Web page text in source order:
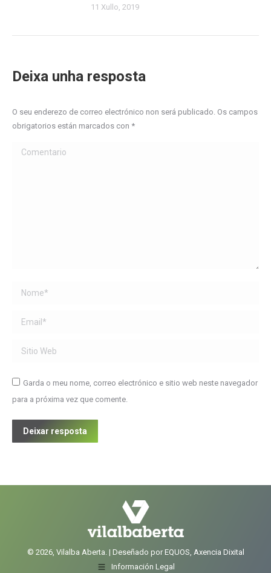
11 Xullo, 2019
Deixa unha resposta
O seu enderezo de correo electrónico non será publicado. Os campos
obrigatorios están marcados con *
Comentario
Name *
Email *
Sitio Web
Garda o meu nome, correo electrónico e sitio web neste navegador
para a próxima vez que comente.
Deixar resposta
© 2026, Vilalba Aberta. | Deseñado por EQUOS, Axencia Dixital
Información Legal